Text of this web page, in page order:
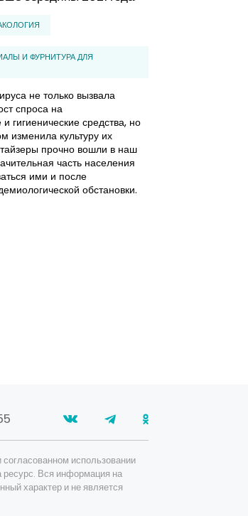
И ФУРНИТУРА ДЛЯ
не только вызвала
спроса на
гигиенические средства, но
изменила культуру их
прочно вошли в наш
часть населения
ими и после
обстановки.
использовании
ресурс. Вся информация на
характер и не является